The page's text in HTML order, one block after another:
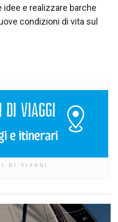
e realizzare barche
condizioni di vita sul
DI VIAGGI